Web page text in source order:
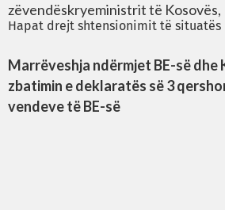
zëvendëskryeministrit të Kosovës,
Hapat drejt shtensionimit të situatës
Marrëveshja ndërmjet BE-së dhe
zbatimin e deklaratës së 3
vendeve të BE-së